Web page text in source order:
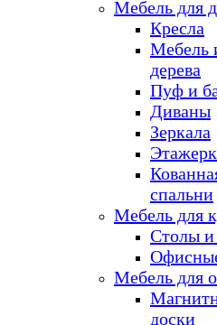
Мебель для
Кресла
Мебель
дерева
Пуф и
Диваны
Зеркала
спальни
Мебель для
Столы и
Мебель для
доски